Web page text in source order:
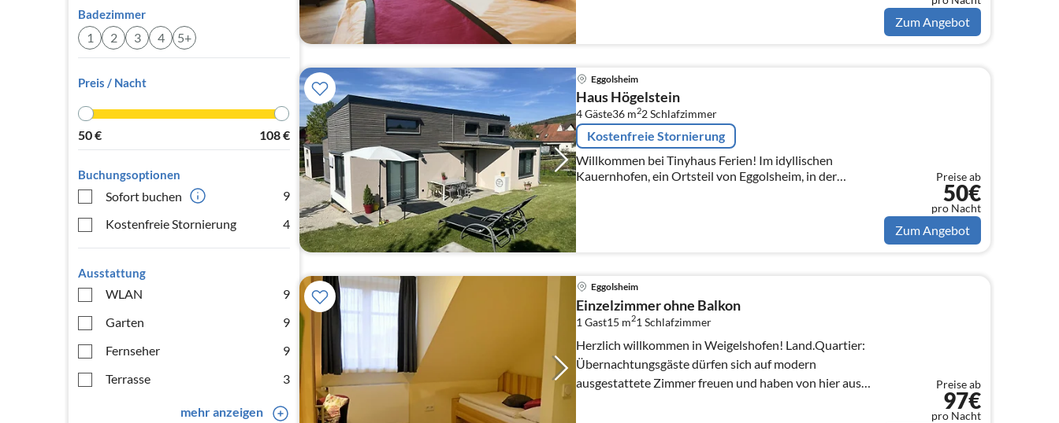
Badezimmer
1 2 3 4 5+
Preis / Nacht
50€ 108€
Buchungsoptionen
Sofort buchen
9
Kostenfreie Stornierung
4
Ausstattung
WLAN
9
Garten
9
Fernseher
9
Terrasse
3
mehr anzeigen
Zum Angebot
Eggolsheim
Haus Högelstein
4 Gäste36 m22Schlafzimmer
Kostenfreie Stornierung
Willkommen bei Tinyhaus Ferien! Im idyllischen
Kauernhofen, ein Ortsteil von Eggolsheim, in der
Fränkischen Schweiz, zwischen Forchheim und Bamberg
gelegen, stehen unsere ...
Preise ab
50€
pro Nacht
Zum Angebot
Eggolsheim
Einzelzimmer ohne Balkon
1 Gast15 m21 Schlafzimmer
Herzlich willkommen in Weigelshofen! Land.Quartier:
Übernachtungsgäste dürfen sich auf modern
ausgestattete Zimmer freuen und haben von hier aus
Preise ab
97€
pro Nacht